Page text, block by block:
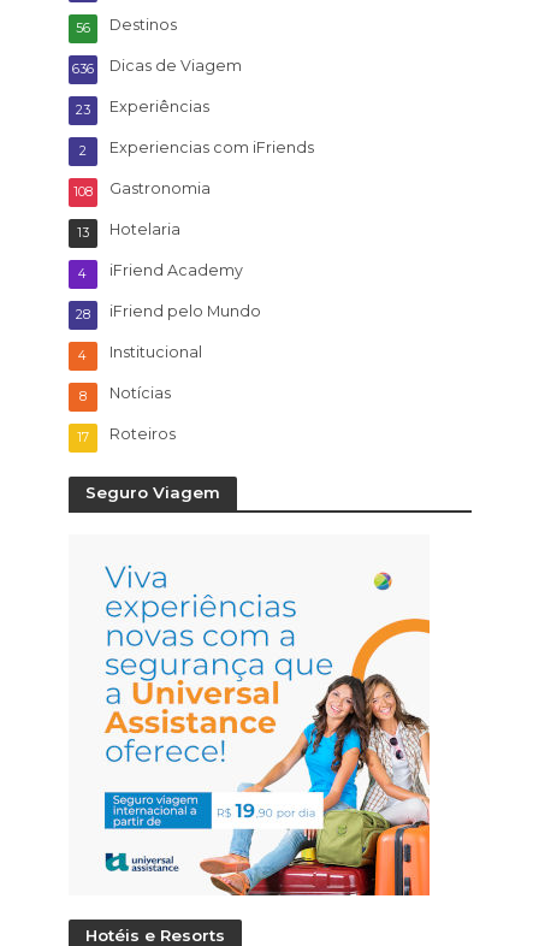
Destinos
56
Dicas de Viagem
636
Experiências
23
Experiencias com iFriends
2
Gastronomia
108
Hotelaria
13
iFriend Academy
4
iFriend pelo Mundo
28
Institucional
4
Notícias
8
Roteiros
17
Seguro Viagem
Hotéis e Resorts